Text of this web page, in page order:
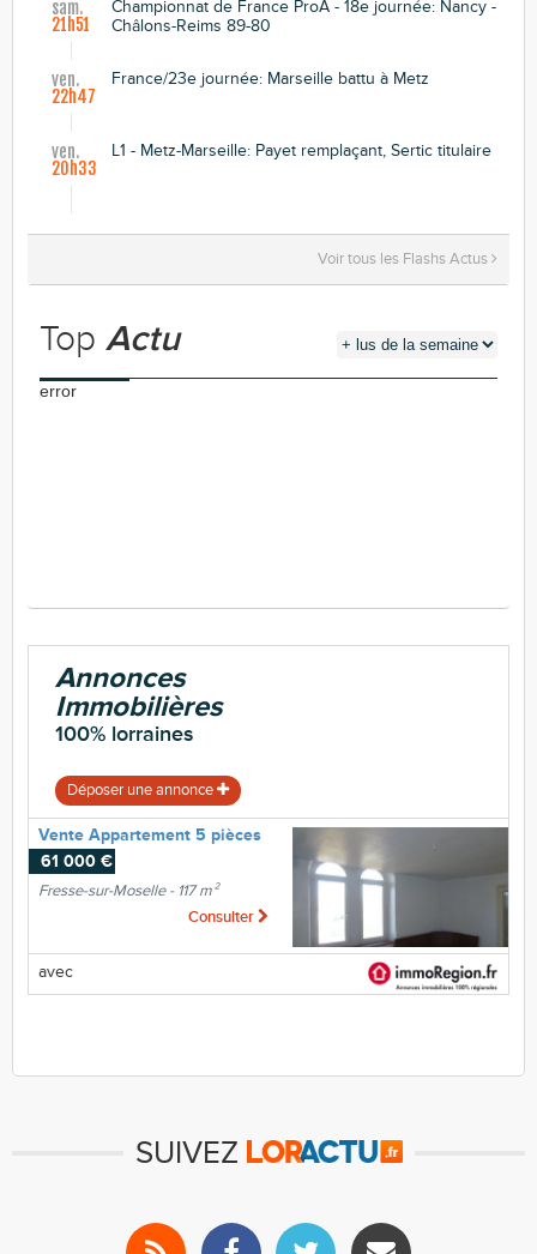
sam.
21h51
Championnat de France ProA - 18e journée: Nancy -
Châlons-Reims 89-80
ven.
22h47
France/23e journée: Marseille battu à Metz
ven.
20h33
L1 - Metz-Marseille: Payet remplaçant, Sertic titulaire
Voir tous les Flashs Actus
Top Actu
error
Annonces
Immobilières
100% lorraines
Déposer une annonce
Vente Appartement 5 pièces
61 000 €
Fresse-sur-Moselle - 117 m²
Consulter
avec
SUIVEZ